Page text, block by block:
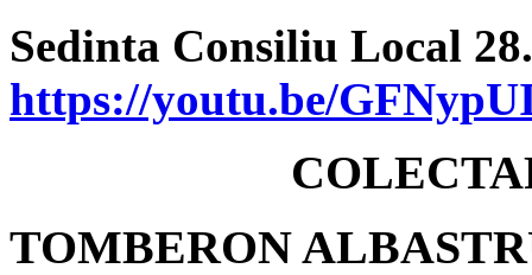
Sedinta Consiliu Local
https://youtu.be/
TOMBERON